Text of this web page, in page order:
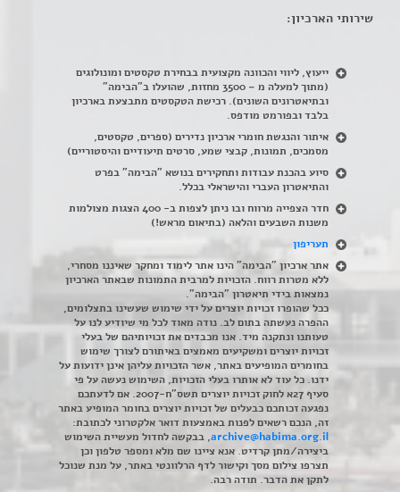
שירותי הארכיון:
ייעוץ, ליווי והכוונה מקצועית בבחירת טקסטים ומונולוגים
(מתוך למעלה מ – 3500 מחזות, שהועלו ב"הבימה"
ובתיאטרונים השונים). רכישת הטקסטים מתבצעת בארכיון
בלבד ובפורמט מודפס.
איתור והנגשת חומרי ארכיון נדירים (ספרים, טקסטים,
מסמכים, תמונות, קבצי שמע, סרטים תיעודיים והיסטוריים)
סיוע בהכנת עבודות ותחקירים בנושא "הבימה" בפרט
והתיאטרון העברי והישראלי בכלל.
חדר הצפייה מרווח ובו ניתן לצפות ב- 400 הצגות מצולמות
משנות השבעים והלאה (בתיאום מראש!)
תעריפון
אתר ארכיון "הבימה" הינו אתר לימוד ומחקר שאיננו מסחרי,
ללא מטרות רווח. הזכויות למרבית התמונות שבאתר הארכיון
נמצאות בידי תיאטרון "הבימה".
ככל שהופרו זכויות יוצרים על ידי שימוש שעשינו בתצלומים,
ההפרה נעשתה בתום לב. נודה מאוד לכל מי שיודיע לנו על
טעותנו ונתקנה מיד. אנו מכבדים את זכויותיהם של בעלי
זכויות יוצרים ומשקיעים מאמצים באיתורם לצורך שימוש
בחומרים המופיעים באתר, אשר הזכויות עליהן אינן ידועות על
ידנו. כל עוד לא אותרו בעלי הזכויות, השימוש נעשה על פי
סעיף 27א לחוק זכויות יוצרים תשס"ח-2007. אם לדעתכם
נפגעה זכותכם כבעלים של זכויות יוצרים בחומר המופיע באתר
זה, הנכם רשאים לפנות באמצעות דואר אלקטרוני לכתובת:
archive@habima.org.il, בבקשה לחדול מעשיית השימוש
ביצירה/מתן קרדיט. אנא ציינו שם מלא ומספר טלפון וכן
תצרפו צילום מסך וקישור לדף הרלוונטי באתר, על מנת שנוכל
לתקן את הדבר. תודה רבה.